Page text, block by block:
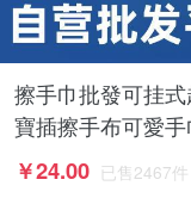
擦手巾批發可挂
寶插擦手布可愛
￥24.00 已售 2467件